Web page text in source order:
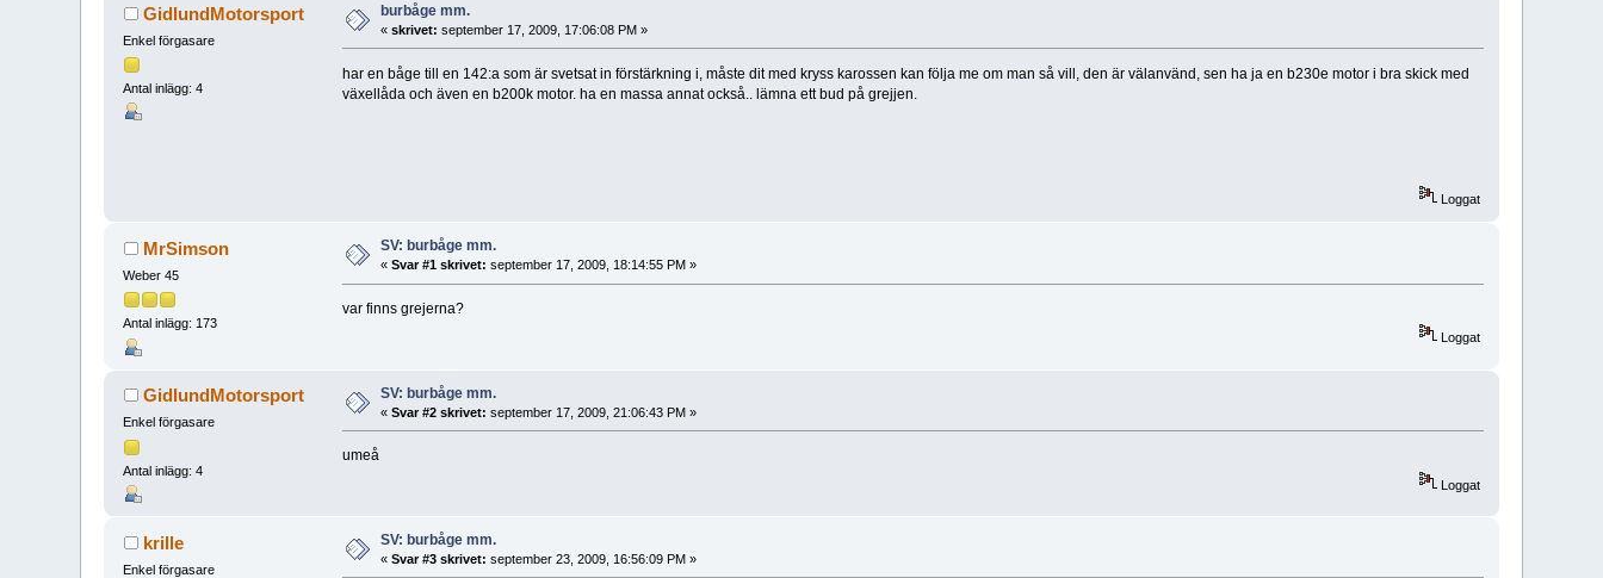
GidlundMotorsport
Enkel förgasare
Antal inlägg: 4
burbåge mm.
«skrivet: september 17, 2009, 17:06:08 PM »
har en båge till en 142:a som är svetsat in förstärkning i, måste dit med kryss karossen kan följa me om man så vill, den är välanvänd, sen ha ja en b230e motor i bra skick med
växellåda och även en b200k motor. ha en massa annat också.. lämna ett bud på grejjen.
Loggat
MrSimson
Weber 45
Antal inlägg: 173
SV: burbåge mm.
«Svar #1 skrivet: september 17, 2009, 18:14:55 PM »
var finns grejerna?
Loggat
GidlundMotorsport
Enkel förgasare
Antal inlägg: 4
SV: burbåge mm.
«Svar #2 skrivet: september 17, 2009, 21:06:43 PM »
umeå
Loggat
krille
Enkel förgasare
SV: burbåge mm.
«Svar #3 skrivet: september 23, 2009, 16:56:09 PM »